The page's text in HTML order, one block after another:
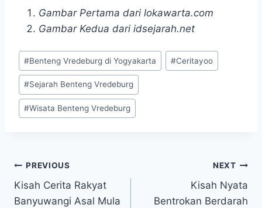
Gambar Pertama dari lokawarta.com
Gambar Kedua dari idsejarah.net
Post
Tags:
#Benteng Vredeburg di Yogyakarta #Ceritayoo
#Sejarah Benteng Vredeburg
#Wisata Benteng Vredeburg
Navigasi
pos
PREVIOUS
Kisah Cerita Rakyat
Banyuwangi Asal Mula
NEXT
Kisah Nyata
Bentrokan Berdarah